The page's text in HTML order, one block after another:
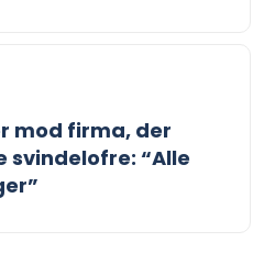
mod firma, der
“Alle